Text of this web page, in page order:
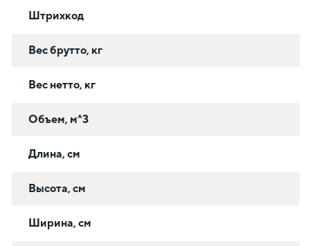
Штрихкод
Вес брутто, кг
Вес нетто, кг
Объем, м^3
Длина, см
Высота, см
Ширина, см